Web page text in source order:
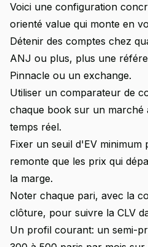
Voici une configuration
orienté value qui monte en
Détenir des comptes chez
ANJ ou plus, plus une
Pinnacle ou un exchange.
Utiliser un comparateur de
chaque book sur un marché
temps réel.
Fixer un seuil d'EV
remonte que les prix qui
la marge.
Noter chaque pari, avec la
clôture, pour suivre la CLV
Un profil courant: un semi-